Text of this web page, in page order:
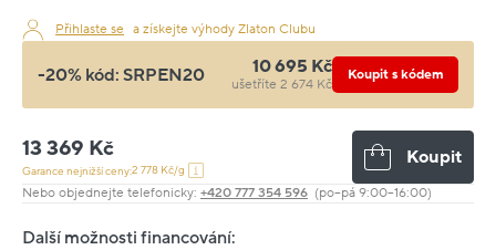
Přihlaste se a získejte výhody Zlaton Clubu
-20% kód: SRPEN20 10 695 Kč
ušetříte 2 674 Kč
Koupit s kódem
13 369 Kč
Garance nejnižší ceny:2 778 Kč/g
Koupit
Nebo objednejte telefonicky: +420 777 354 596 (po–pá 9:00–16:00)
Další možnosti financování: